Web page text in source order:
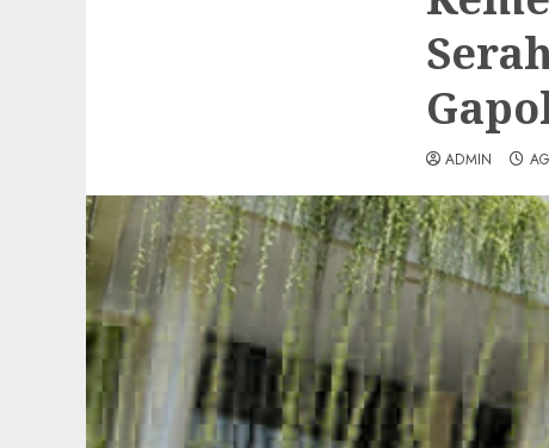
ADMIN